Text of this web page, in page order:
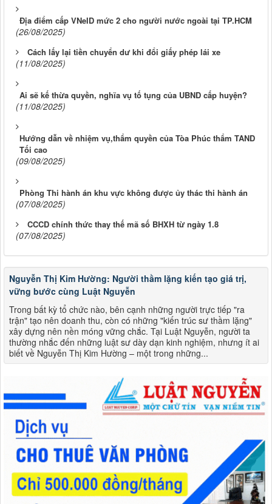
Địa điểm cấp VNeID mức 2 cho người nước ngoài tại TP.HCM
(26/08/2025)
Cách lấy lại tiền chuyển dư khi đổi giấy phép lái xe
(11/08/2025)
Ai sẽ kế thừa quyền, nghĩa vụ tố tụng của UBND cấp huyện?
(11/08/2025)
Hướng dẫn về nhiệm vụ,thẩm quyền của Tòa Phúc thẩm TAND
Tối cao
(09/08/2025)
Phòng Thi hành án khu vực không được ủy thác thi hành án
(07/08/2025)
CCCD chính thức thay thế mã số BHXH từ ngày 1.8
(07/08/2025)
Nguyễn Thị Kim Hường: Người thầm lặng kiến tạo giá trị,
vững bước cùng Luật Nguyễn
Trong bất kỳ tổ chức nào, bên cạnh những người trực tiếp "ra
trận" tạo nên doanh thu, còn có những "kiến trúc sư thầm lặng"
xây dựng nên nền móng vững chắc. Tại Luật Nguyễn, người ta
thường nhắc đến những luật sư dày dạn kinh nghiệm, nhưng ít ai
biết về Nguyễn Thị Kim Hường – một trong những...